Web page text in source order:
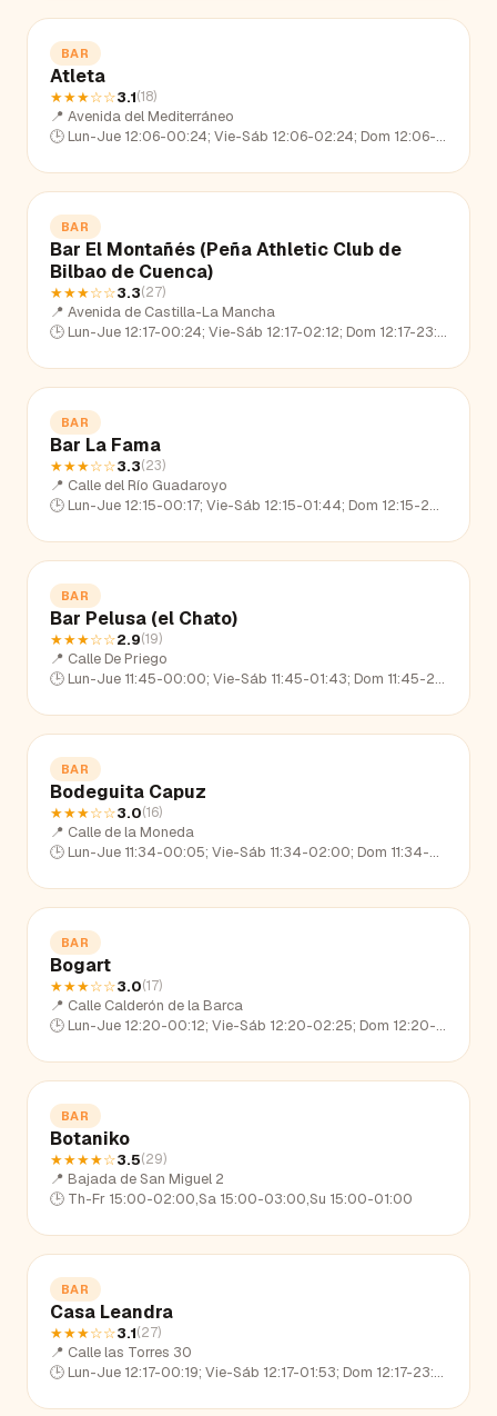
BAR
Atleta
★★★☆☆3.1(18)
📍 Avenida del Mediterráneo
🕒 Lun-Jue 12:06-00:24; Vie-Sáb 12:06-02:24; Dom 12:06-22:38
BAR
Bar El Montañés (Peña Athletic Club de
Bilbao de Cuenca)
★★★☆☆3.3(27)
📍 Avenida de Castilla-La Mancha
🕒 Lun-Jue 12:17-00:24; Vie-Sáb 12:17-02:12; Dom 12:17-23:07
BAR
Bar La Fama
★★★☆☆3.3(23)
📍 Calle del Río Guadaroyo
🕒 Lun-Jue 12:15-00:17; Vie-Sáb 12:15-01:44; Dom 12:15-23:09
BAR
Bar Pelusa (el Chato)
★★★☆☆2.9(19)
📍 Calle De Priego
🕒 Lun-Jue 11:45-00:00; Vie-Sáb 11:45-01:43; Dom 11:45-22:58
BAR
Bodeguita Capuz
★★★☆☆3.0(16)
📍 Calle de la Moneda
🕒 Lun-Jue 11:34-00:05; Vie-Sáb 11:34-02:00; Dom 11:34-22:35
BAR
Bogart
★★★☆☆3.0(17)
📍 Calle Calderón de la Barca
🕒 Lun-Jue 12:20-00:12; Vie-Sáb 12:20-02:25; Dom 12:20-22:39
BAR
Botaniko
★★★★☆3.5(29)
📍 Bajada de San Miguel 2
🕒 Th-Fr 15:00-02:00,Sa 15:00-03:00,Su 15:00-01:00
BAR
Casa Leandra
★★★☆☆3.1(27)
📍 Calle las Torres 30
🕒 Lun-Jue 12:17-00:19; Vie-Sáb 12:17-01:53; Dom 12:17-23:10